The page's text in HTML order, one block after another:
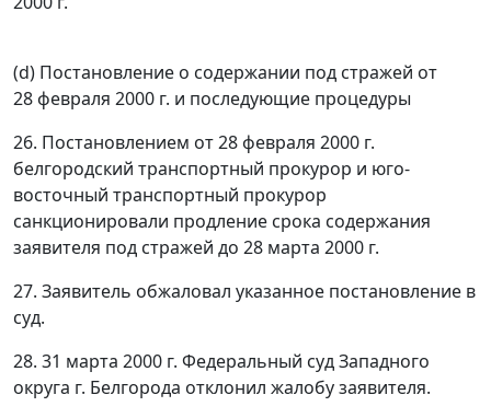
(d) Постановление о содержании под стражей от
28 февраля 2000 г. и последующие процедуры
26. Постановлением от 28 февраля 2000 г.
белгородский транспортный прокурор и юго-
восточный транспортный прокурор
санкционировали продление срока содержания
заявителя под стражей до 28 марта 2000 г.
27. Заявитель обжаловал указанное постановление в
суд.
28. 31 марта 2000 г. Федеральный суд Западного
округа г. Белгорода отклонил жалобу заявителя.